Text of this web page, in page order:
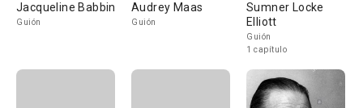
Jacqueline Babbin
Guión
Audrey Maas
Guión
Sumner Locke
Elliott
Guión
1 capítulo